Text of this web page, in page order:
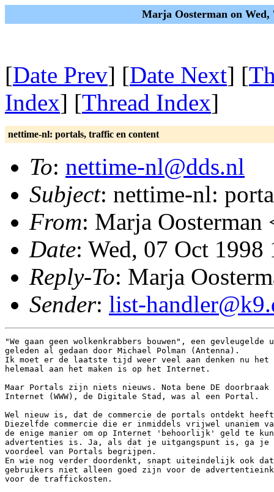
Marja Oosterman on Wed,
[Date Prev] [Date Next] [
Index] [Thread Index]
nettime-nl: portals, traffic en content
To: nettime-nl@dds.nl
Subject: nettime-nl:
From: Marja Oosterman
Date: Wed, 07 Oct
Reply-To: Marja
Sender: list-
"We gaan geen wolkenkrabbers bouwen", een
geleden al gedaan door Michael Polman (Antenna).
Ik moet er de laatste tijd weer veel aan denken nu
helemaal aan het maken is op het Internet.
Maar Portals zijn niets nieuws. Nota bene DE doorbraak
Internet (WWW), de Digitale Stad, was al een Portal.
Wel nieuw is, dat de commercie de portals ontdekt
Diezelfde commercie die er inmiddels vrijwel unaniem
de enige manier om op Internet 'behoorlijk' geld te
advertenties is. Ja, als dat je uitgangspunt is, ga je
voordeel van Portals begrijpen.
En wie nog verder doordenkt, snapt uiteindelijk ook
gebruikers niet alleen goed zijn voor de
voor de traffickosten.